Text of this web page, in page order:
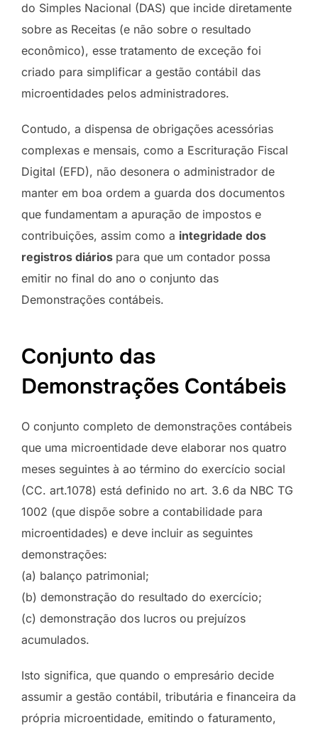
do Simples Nacional (DAS) que incide diretamente
sobre as Receitas (e não sobre o resultado
econômico), esse tratamento de exceção foi
criado para simplificar a gestão contábil das
microentidades pelos administradores.
Contudo, a dispensa de obrigações acessórias
complexas e mensais, como a Escrituração Fiscal
Digital (EFD), não desonera o administrador de
manter em boa ordem a guarda dos documentos
que fundamentam a apuração de impostos e
contribuições, assim como a integridade dos
registros diários para que um contador possa
emitir no final do ano o conjunto das
Demonstrações contábeis.
Conjunto das
Demonstrações Contábeis
O conjunto completo de demonstrações contábeis
que uma microentidade deve elaborar nos quatro
meses seguintes à ao término do exercício social
(CC. art.1078) está definido no art. 3.6 da NBC TG
1002 (que dispõe sobre a contabilidade para
microentidades) e deve incluir as seguintes
demonstrações:
(a) balanço patrimonial;
(b) demonstração do resultado do exercício;
(c) demonstração dos lucros ou prejuízos
acumulados.
Isto significa, que quando o empresário decide
assumir a gestão contábil, tributária e financeira da
própria microentidade, emitindo o faturamento,